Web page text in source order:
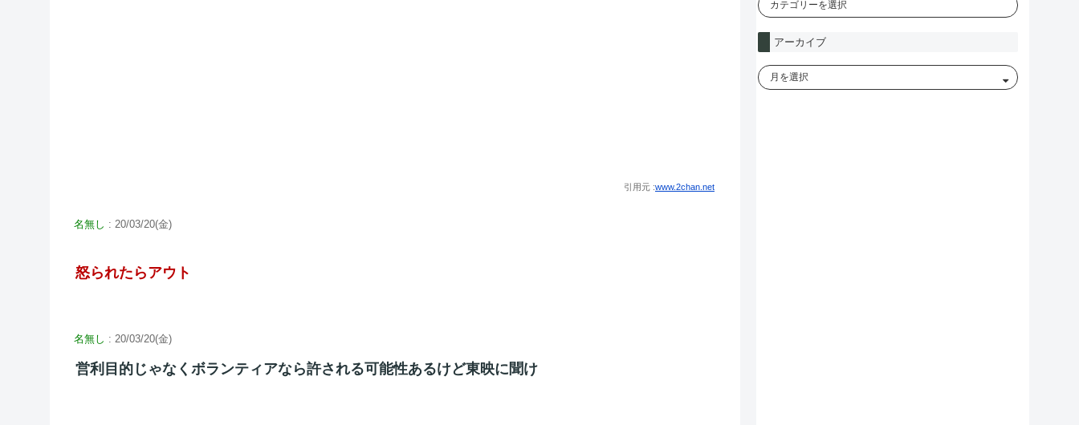
引用元 :www.2chan.net
名無し : 20/03/20(金)
怒られたらアウト
名無し : 20/03/20(金)
営利目的じゃなくボランティアなら許される可能性あるけど東映に聞け
アーカイブ